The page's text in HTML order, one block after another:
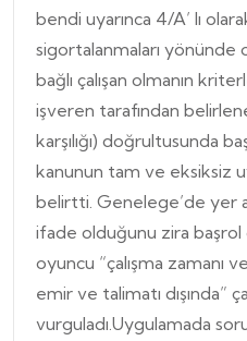
bendi uyarınca 4/A’ lı
sigortalanmaları yönünde
bağlı çalışan olmanın
işveren tarafından
karşılığı) doğrultusunda
kanunun tam ve eksiksiz
belirtti. Genelege’de yer
ifade olduğunu zira başrol
oyuncu “çalışma zamanı
emir ve talimatı dışında”
vurguladı.Uygulamada